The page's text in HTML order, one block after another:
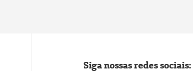
Siga nossas redes sociais: